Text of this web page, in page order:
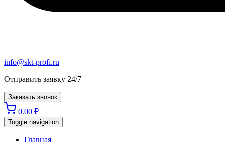
info@skt-profi.ru
Отправить заявку 24/7
Заказать звонок
0.00 ₽
Toggle navigation
Главная